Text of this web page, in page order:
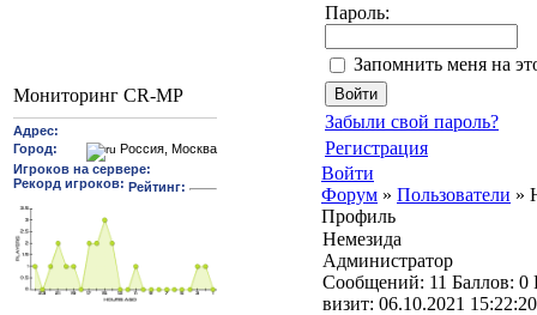
Мониторинг CR-MP
Пароль:
Запомнить меня на
Забыли свой пароль?
Регистрация
Войти
Форум » Пользователи »
Профиль
Немезида
Администратор
Cообщений: 11 Баллов: 0
визит: 06.10.2021 15:22:20